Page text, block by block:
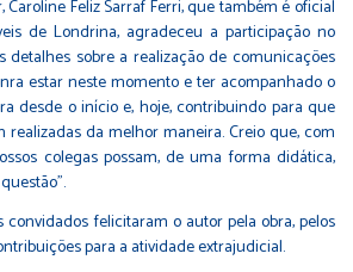
Feliz Sarraf Ferri, que também é oficial
de Londrina, agradeceu a participação no
detalhes sobre a realização de comunicações
estar neste momento e ter acompanhado o
desde o início e, hoje, contribuindo para que
realizadas da melhor maneira. Creio que, com
colegas possam, de uma forma didática,
felicitaram o autor pela obra, pelos
para a atividade extrajudicial.